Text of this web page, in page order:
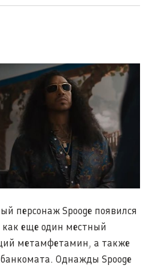
персонаж Spooge появился
как еще один местный
метамфетамин, а также
Однажды Spooge